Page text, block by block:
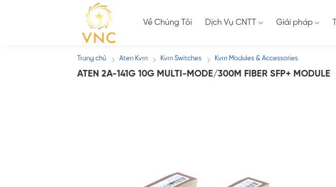
Về Chúng Tôi Dịch Vụ CNTT Giải pháp
Trang chủ / Aten Kvm / Kvm Switches / Kvm Modules & Accessories
ATEN 2A-141G 10G MULTI-MODE/300M FIBER SFP+ MODULE